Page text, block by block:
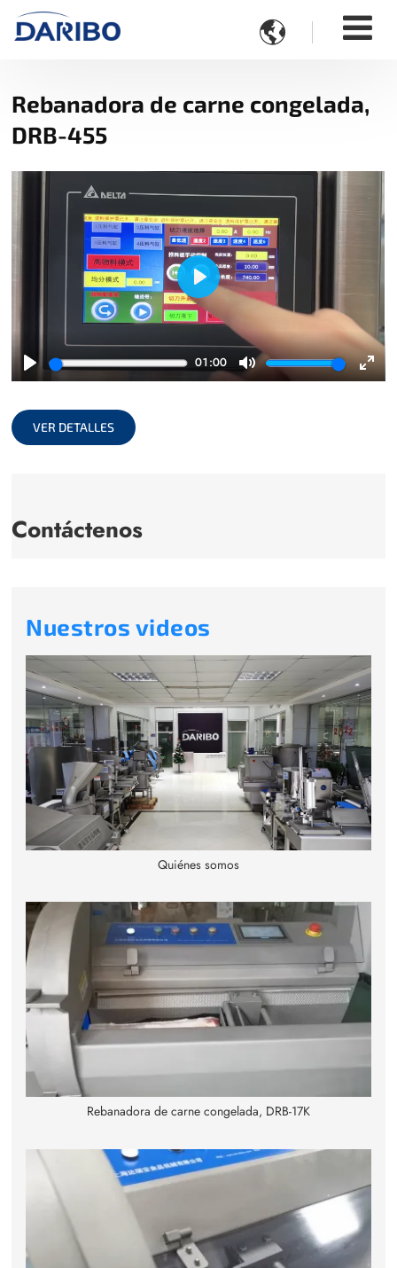

Rebanadora de carne congelada,
DRB-455
Play
01:00
Mute
Play
VER DETALLES
Contáctenos
Nuestros videos
Quiénes somos
Rebanadora de carne congelada, DRB-17K